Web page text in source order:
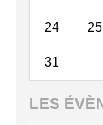
24 25
31
LES